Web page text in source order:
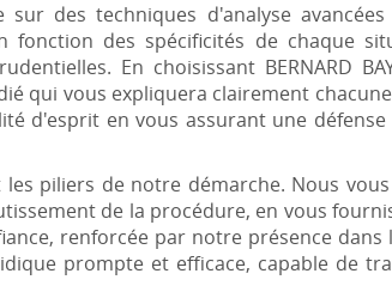
des techniques d'analyse
fonction des spécificités de chaque
En choisissant BERNARD
qui vous expliquera clairement
d'esprit en vous assurant une
piliers de notre démarche. Nous
de la procédure, en vous
renforcée par notre présence dans
prompte et efficace, capable de